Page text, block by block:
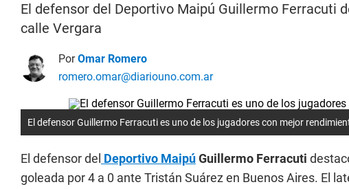
El defensor del Deportivo Maipú Guillermo Ferracuti
calle Vergara
PorOmar Romero
romero.omar@diariouno.com.ar
El defensor Guillermo Ferracuti es uno de los jugadores con mejor
El defensor del Deportivo MaipúGuillermo Ferracuti
goleada por 4 a 0 ante Tristán Suárez en Buenos Aires. El